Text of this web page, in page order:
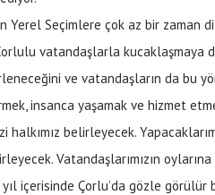
Yerel Seçimlere çok az bir zaman
vatandaşlarla kucaklaşmaya
ve vatandaşların da bu
insanca yaşamak ve hizmet
halkımız belirleyecek.
Vatandaşlarımızın
içerisinde Çorlu’da gözle görülür